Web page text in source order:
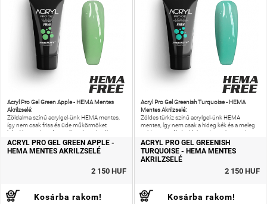
Acryl Pro Gel Green Apple - HEMA Mentes
Akrilzselé:
Zöldalma színű acrylgel-ünk HEMA mentes,
így nem csak friss és üde műkörmöket
készíthetsz, de még az allergiás reakciók
kockázatát is csökkentheted!
ACRYL PRO GEL GREEN APPLE -
HEMA MENTES AKRILZSELÉ
2 150 HUF
Kosárba rakom!
Acryl Pro Gel Greenish Turquoise - HEMA
Mentes Akrilzselé:
Zöldes türkíz színű acrylgel-ünk HEMA
mentes, így nem csak a hideg kék és a meleg
zöld egyensúlyát idézheted meg körmeiden,
de még az allergiás reakciók kockázatát is
ACRYL PRO GEL GREENISH
TURQUOISE - HEMA MENTES
AKRILZSELÉ
2 150 HUF
Kosárba rakom!